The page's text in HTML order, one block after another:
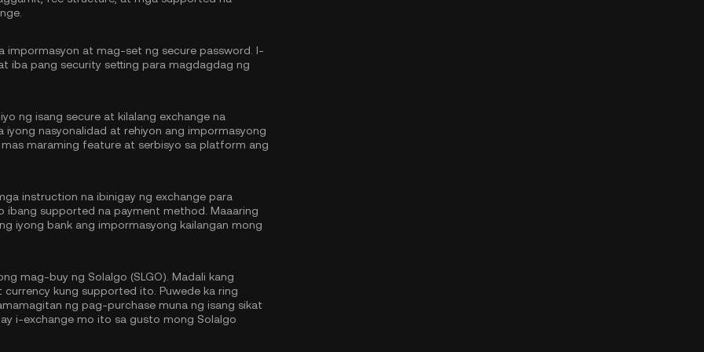
impormasyon at mag-set ng secure password. I-
iba pang security setting para magdagdag ng
ng isang secure at kilalang exchange na
iyong nasyonalidad at rehiyon ang impormasyong
maraming feature at serbisyo sa platform ang
instruction na ibinigay ng exchange para
supported na payment method. Maaaring
iyong bank ang impormasyong kailangan mong
mag-buy ng Solalgo (SLGO). Madali kang
kung supported ito. Puwede ka ring
ng pag-purchase muna ng isang sikat
i-exchange mo ito sa gusto mong Solalgo